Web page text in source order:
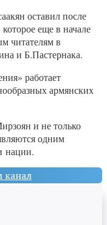
оставил после
еще в начале
читателям в
и Б.Пастернака.
работает
армянских
и не только
одним
нации.
канал